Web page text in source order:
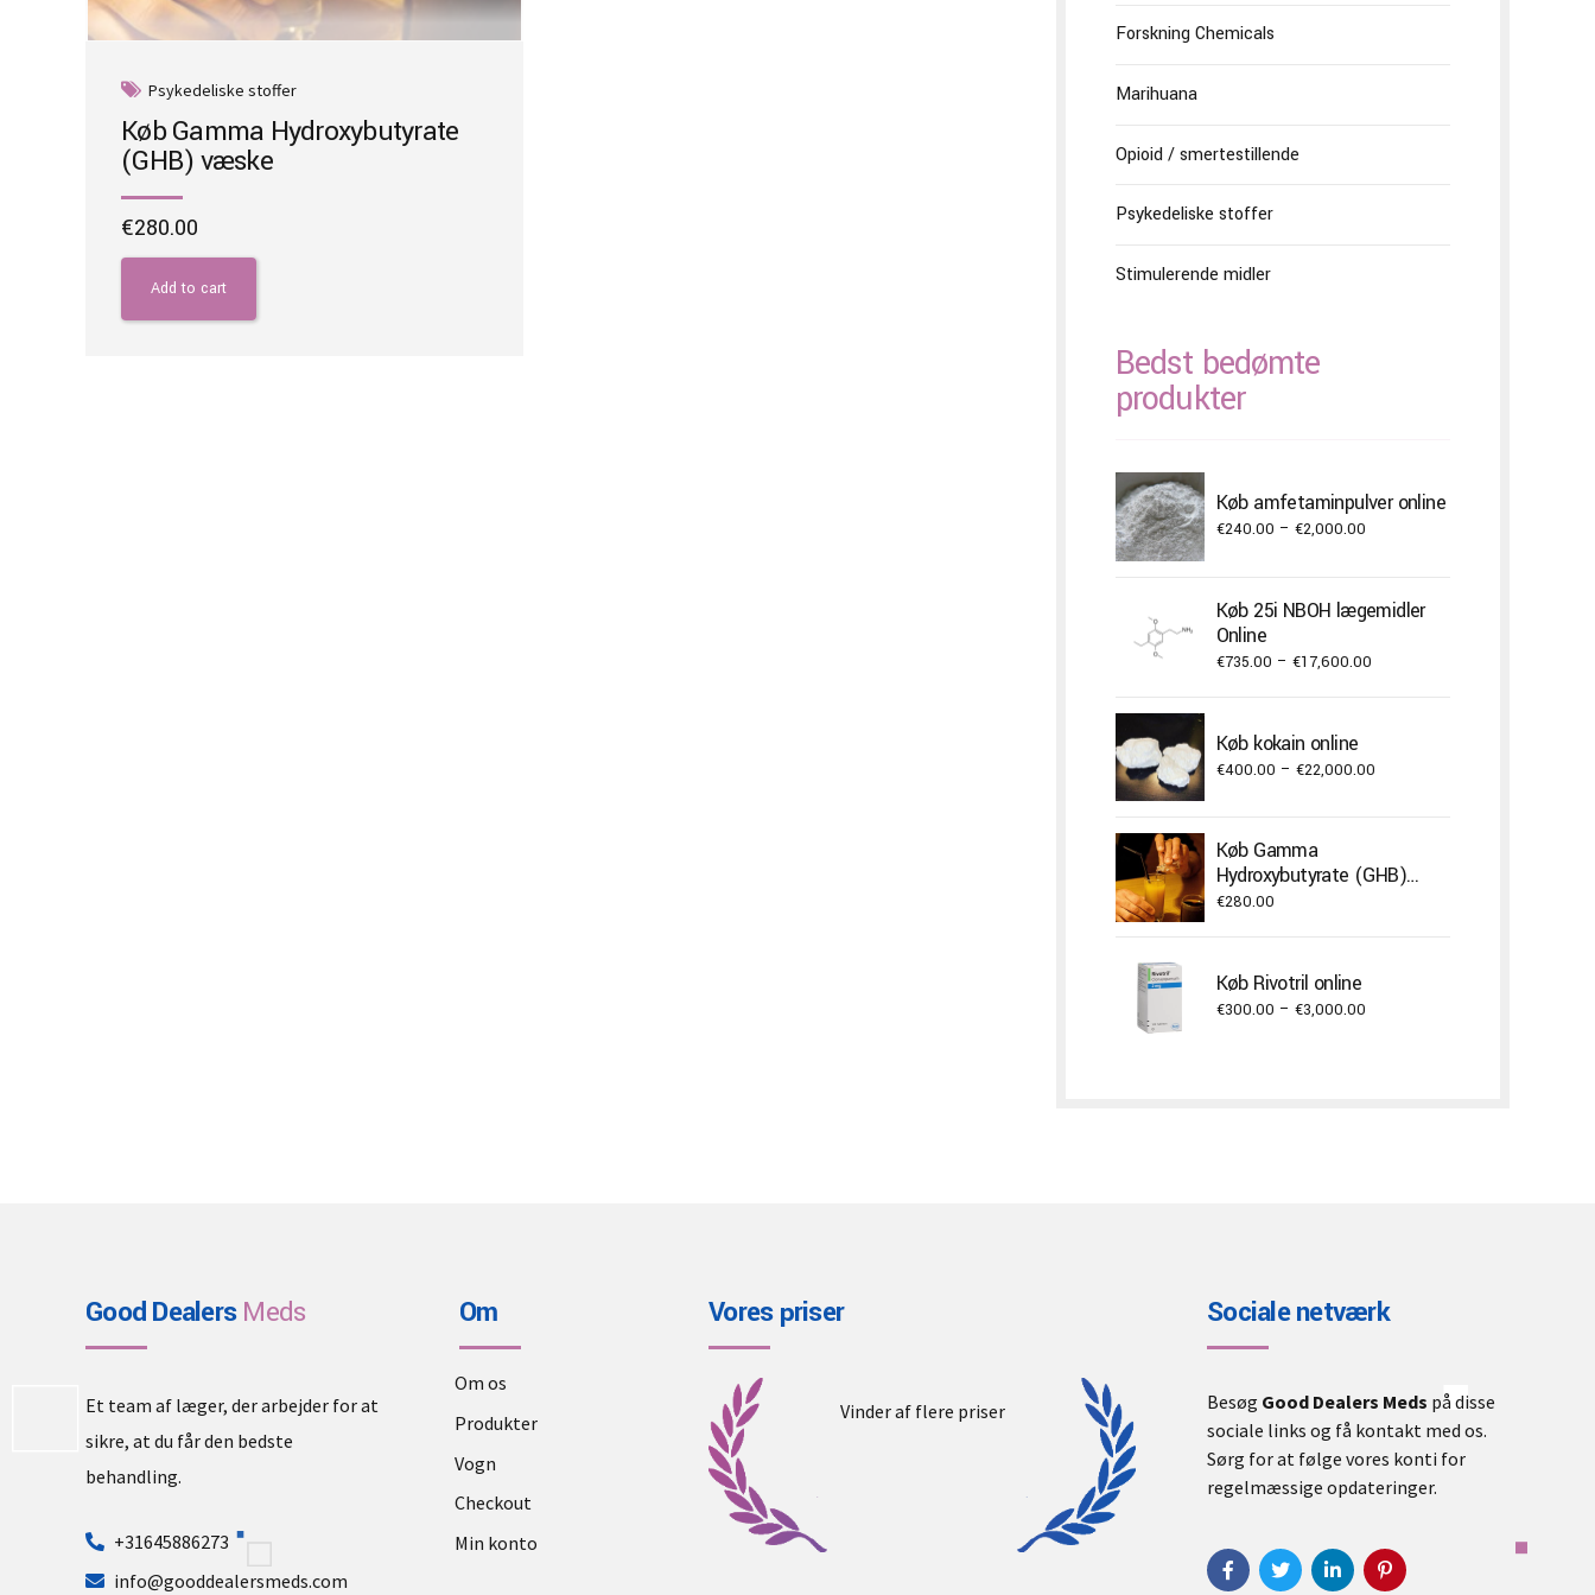
Psykedeliske stoffer
Køb Gamma Hydroxybutyrate
(GHB) væske
€280.00
Add to cart
Forskning Chemicals
Marihuana
Opioid / smertestillende
Psykedeliske stoffer
Stimulerende midler
Bedst bedømte
produkter
Køb amfetaminpulver online
€240.00 – €2,000.00Price
through
Køb 25i NBOH lægemidler
Online
€735.00 – €17,600.00Price
€17,600.00
Køb kokain online
€400.00 – €22,000.00Price
€22,000.00
Køb Gamma
Hydroxybutyrate (GHB)
væske
€280.00
Køb Rivotril online
€300.00 – €3,000.00Price
Good DealersMeds
Et team af læger, der arbejder for at
sikre, at du får den bedste
behandling.
+31645886273
info@gooddealersmeds.com
Om
Om os
Produkter
Vogn
Checkout
Min konto
Vores priser
Vinder af flere priser
Sociale netværk
Besøg Good Dealers Meds på disse
sociale links og få kontakt med os.
Sørg for at følge vores konti for
regelmæssige opdateringer.